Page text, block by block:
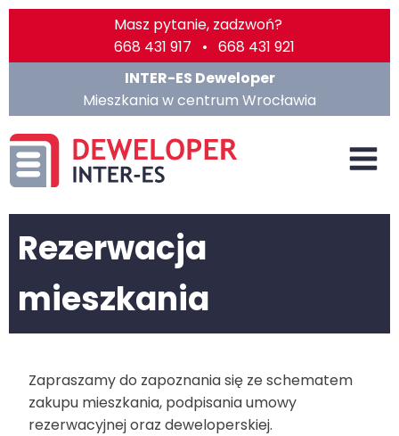
Masz pytanie, zadzwoń?
668 431 917 • 668 431 921
INTER-ES Deweloper
Mieszkania w centrum Wrocławia
Rezerwacja
mieszkania
Zapraszamy do zapoznania się ze schematem
zakupu mieszkania, podpisania umowy
rezerwacyjnej oraz deweloperskiej.